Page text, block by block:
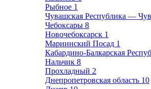
Рыбное 1
Чувашская Республика —
Чебоксары 8
Новочебоксарск 1
Мариинский Посад 1
Кабардино-Балкарская
Нальчик 8
Прохладный 2
Днепропетровская область 10